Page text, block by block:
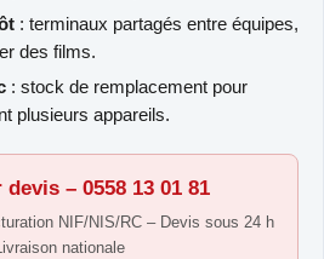
: terminaux partagés entre équipes,
des films.
: stock de remplacement pour
plusieurs appareils.
– 0558 13 01 81
NIF/NIS/RC – Devis sous 24 h
nationale